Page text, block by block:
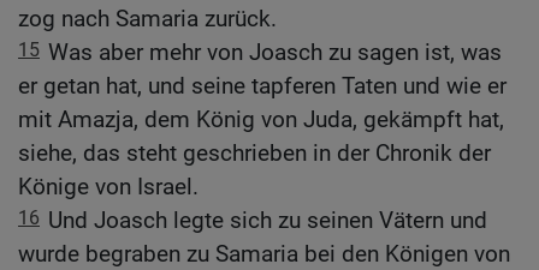
zog nach Samaria zurück.
15 Was aber mehr von Joasch zu sagen ist, was
er getan hat, und seine tapferen Taten und wie er
mit Amazja, dem König von Juda, gekämpft hat,
siehe, das steht geschrieben in der Chronik der
Könige von Israel.
16 Und Joasch legte sich zu seinen Vätern und
wurde begraben zu Samaria bei den Königen von